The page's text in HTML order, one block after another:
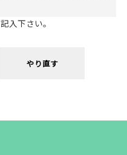
入下さい。
やり直す